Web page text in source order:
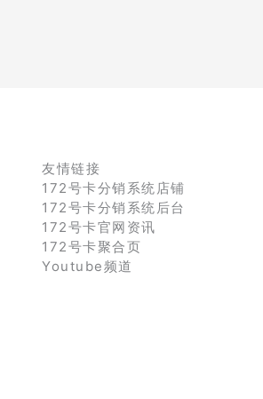
友情链接
172号卡分销系统店铺
172号卡分销系统后台
172号卡官网资讯
172号卡聚合页
Youtube频道